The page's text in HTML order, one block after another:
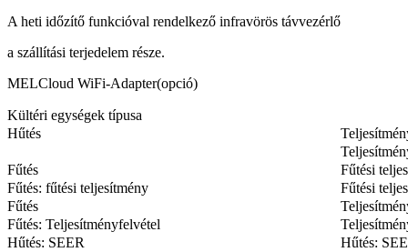
A heti időzítő funkcióval rendelkező infravörös távvezérlő
a szállítási terjedelem része.
MELCloud WiFi-Adapter(opció)
Kültéri egységek típusa
Hűtés
Fűtés
Fűtési
Fűtés: fűtési teljesítmény
Fűtési
Fűtés
Fűtés: Teljesítményfelvétel
Hűtés: SEER
Hűtés: